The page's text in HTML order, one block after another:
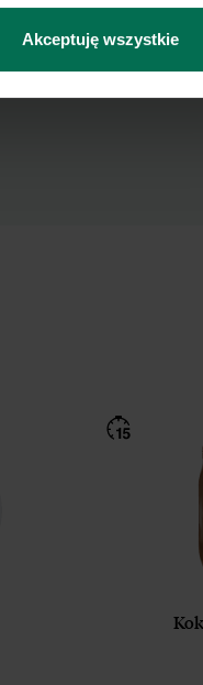
Akceptuję wszystkie
Wyślij